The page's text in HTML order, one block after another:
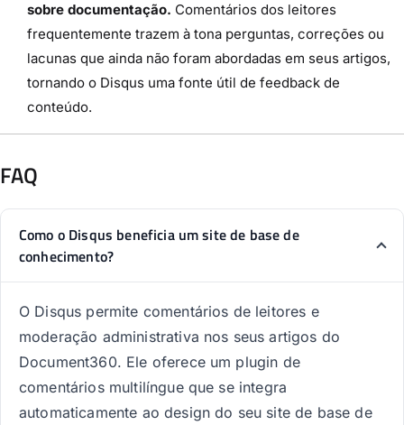
sobre documentação. Comentários dos leitores
frequentemente trazem à tona perguntas, correções ou
lacunas que ainda não foram abordadas em seus artigos,
tornando o Disqus uma fonte útil de feedback de
conteúdo.
FAQ
Como o Disqus beneficia um site de base de
conhecimento?
O Disqus permite comentários de leitores e
moderação administrativa nos seus artigos do
Document360. Ele oferece um plugin de
comentários multilíngue que se integra
automaticamente ao design do seu site de base de